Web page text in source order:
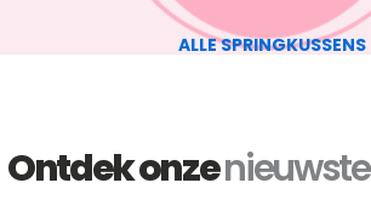
ALLE SPRINGKUSSENS
Ontdek onzenieuwste